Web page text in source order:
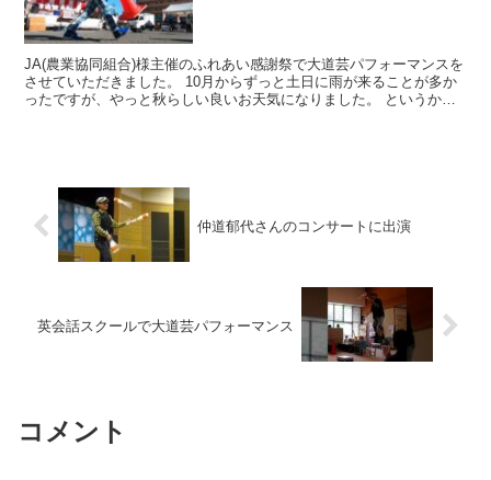
JA(農業協同組合)様主催のふれあい感謝祭で大道芸パフォーマンスを
させていただきました。 10月からずっと土日に雨が来ることが多か
ったですが、やっと秋らしい良いお天気になりました。 というか、
仲道郁代さんのコンサートに出演
英会話スクールで大道芸パフォーマンス
コメント